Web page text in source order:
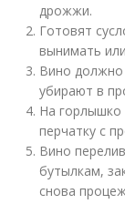
дрожжи.
Готовят
вынимать
Вино должно
убирают в
На горлышко
перчатку с
Вино
бутылкам,
снова